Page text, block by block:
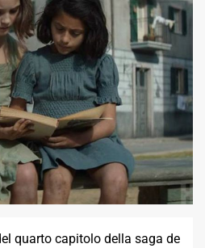
quarto capitolo della saga de